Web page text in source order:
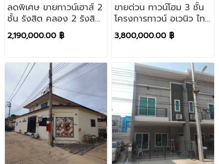
ลดพิเศษ ขายทาวน์เฮาส์ 2
ชั้น รังสิต คลอง 2 รังสิต
นครนายก เนื้อที่ 16.2
ตารางวา
2,190,000.00 ฿
ขายด่วน ทาวน์โฮม 3 ชั้น
โครงการทาวน์ อเวนิว ไทม์
ท่าข้าม16 บางขุนเทียน
แสมดำ พระราม 2
3,800,000.00 ฿